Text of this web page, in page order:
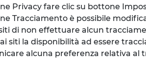
Privacy fare clic su bottone
Tracciamento è possibile
di non effettuare alcun
siti la disponibilità ad essere
alcuna preferenza relativa al